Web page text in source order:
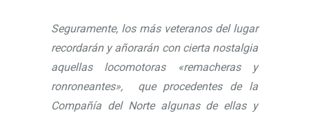
Seguramente, los más veteranos del lugar
recordarán y añorarán con cierta nostalgia
aquellas locomotoras «remacheras y
ronroneantes», que procedentes de la
Compañía del Norte algunas de ellas y